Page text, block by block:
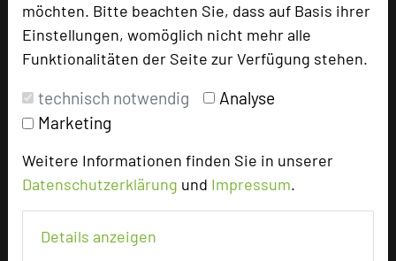
möchten. Bitte beachten Sie, dass auf Basis ihrer
Einstellungen, womöglich nicht mehr alle
Funktionalitäten der Seite zur Verfügung stehen.
technisch notwendig
Analyse
Marketing
Weitere Informationen finden Sie in unserer
Datenschutzerklärung und Impressum.
Details anzeigen
Bewertung
Tagungsplaner
Tagungsteilnehmer
Hotel bewerten